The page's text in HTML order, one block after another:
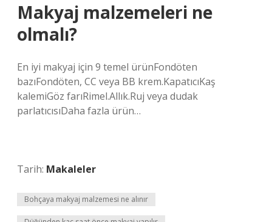
Makyaj malzemeleri ne
olmalı?
En iyi makyaj için 9 temel ürünFondöten
bazıFondöten, CC veya BB krem.KapatıcıKaş
kalemiGöz farıRimel.Allık.Ruj veya dudak
parlatıcısıDaha fazla ürün…
Tarih: Makaleler
Bohçaya makyaj malzemesi ne alınır